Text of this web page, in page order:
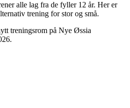
alle lag fra de fyller 12 år. Her er
trening for stor og små.
treningsrom på Nye Øssia